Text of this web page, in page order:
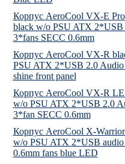
Корпус AeroCool VX-E
black w/o PSU ATX 2*USB
3*fans SECC 0.6mm
Корпус AeroCool VX-R
PSU ATX 2*USB 2.0
shine front panel
Корпус AeroCool VX-R LE
w/o PSU ATX 2*USB 2.0
3*fan SECC 0.6mm
Корпус AeroCool X-
w/o PSU ATX 2*USB
0.6mm fans blue LED